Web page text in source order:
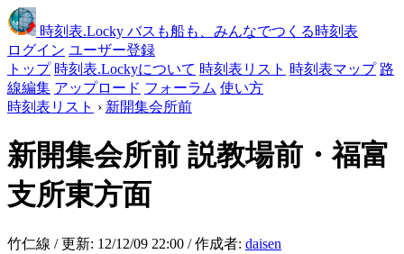
時刻表.Locky バスも船も、みんなでつくる時刻表
ログイン ユーザー登録
トップ 時刻表.Lockyについて 時刻表リスト 時刻表マップ 路
線編集 アップロード フォーラム 使い方
時刻表リスト › 新開集会所前
新開集会所前 説教場前・福富
支所東方面
竹仁線 / 更新: 12/12/09 22:00 / 作成者: daisen